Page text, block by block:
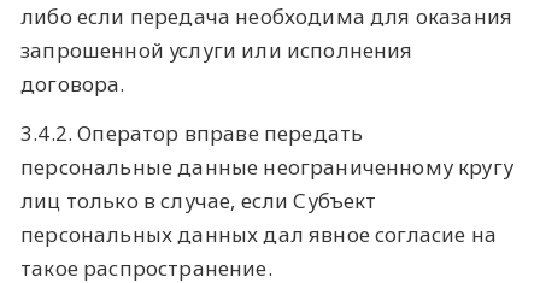
либо если передача необходима для оказания
запрошенной услуги или исполнения
договора.
3.4.2. Оператор вправе передать
персональные данные неограниченному кругу
лиц только в случае, если Субъект
персональных данных дал явное согласие на
такое распространение.